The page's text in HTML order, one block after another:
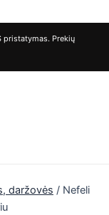
pristatymas. Prekių
daržovės / Nefeli